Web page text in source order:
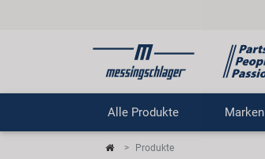
Alle Produkte Marken
Produkte